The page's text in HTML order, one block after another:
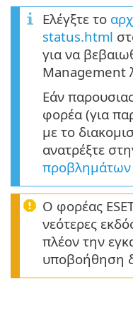
Ελέγξτε το
status.html
για να
Management
Εάν
φορέα (για
με το
ανατρέξτε
Ο φορέας
νεότερες
πλέον την
υποβοήθηση